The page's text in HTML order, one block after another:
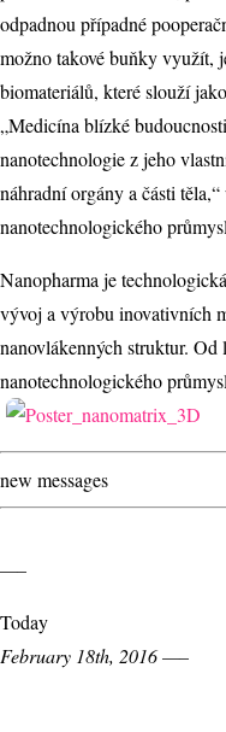
odpadnou případné
možno takové buňky využít,
biomateriálů, které slouží
„Medicína blízké
nanotechnologie z jeho
náhradní orgány a části
nanotechnologického
Nanopharma je
vývoj a výrobu inovativních
nanovlákenných struktur.
nanotechnologického
new messages
—–
Today
February 18th, 2016 —–